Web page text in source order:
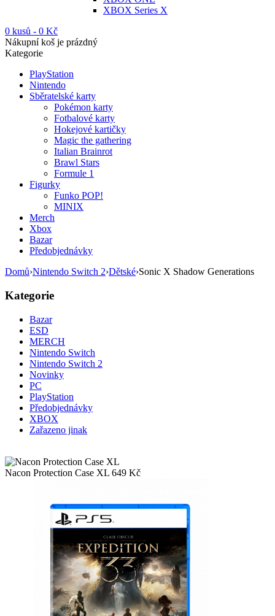
XBOX Series X
0 kusů - 0 Kč
Nákupní koš je prázdný
Kategorie
PlayStation
Nintendo
Sběratelské karty
Pokémon karty
Fotbalové karty
Hokejové kartičky
Magic the gathering
Italian Brainrot
Brawl Stars
Formule 1
Figurky
Funko POP!
MINIX
Merch
Xbox
Bazar
Předobjednávky
Domů›Nintendo Switch 2›Dětské›Sonic X Shadow Generations
Kategorie
Bazar
ESD
MERCH
Nintendo Switch
Nintendo Switch 2
Novinky
PC
PlayStation
Předobjednávky
XBOX
Zařazeno jinak
Nacon Protection Case XL 649 Kč